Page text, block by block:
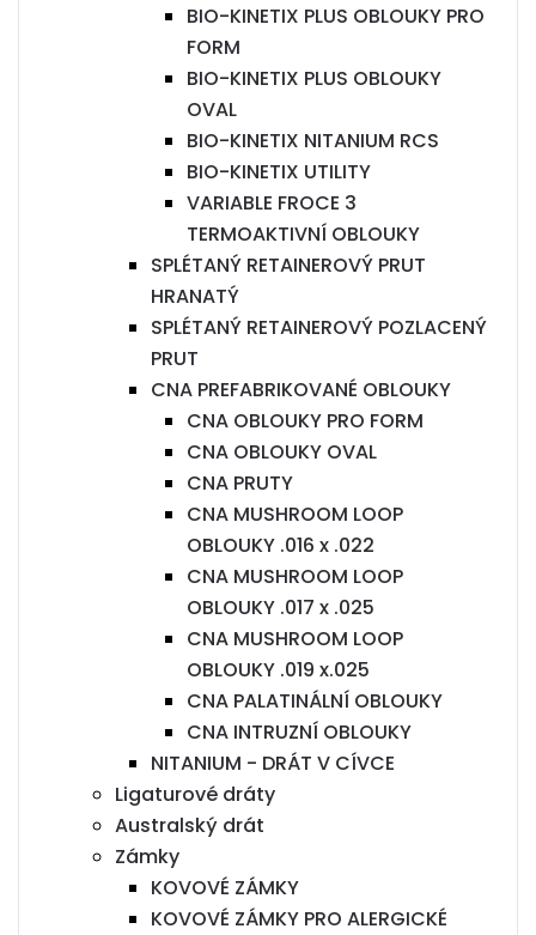
BIO-KINETIX PLUS OBLOUKY PRO
FORM
BIO-KINETIX PLUS OBLOUKY
OVAL
BIO-KINETIX NITANIUM RCS
BIO-KINETIX UTILITY
VARIABLE FROCE 3
TERMOAKTIVNÍ OBLOUKY
SPLÉTANÝ RETAINEROVÝ PRUT
HRANATÝ
SPLÉTANÝ RETAINEROVÝ POZLACENÝ
PRUT
CNA PREFABRIKOVANÉ OBLOUKY
CNA OBLOUKY PRO FORM
CNA OBLOUKY OVAL
CNA PRUTY
CNA MUSHROOM LOOP
OBLOUKY .016 x .022
CNA MUSHROOM LOOP
OBLOUKY .017 x .025
CNA MUSHROOM LOOP
OBLOUKY .019 x.025
CNA PALATINÁLNÍ OBLOUKY
CNA INTRUZNÍ OBLOUKY
NITANIUM - DRÁT V CÍVCE
Ligaturové dráty
Australský drát
Zámky
KOVOVÉ ZÁMKY
KOVOVÉ ZÁMKY PRO ALERGICKÉ